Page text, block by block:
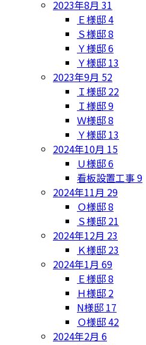
2023年8月 31
Ｅ様邸4
Ｓ様邸8
Ｙ様邸6
Ｙ様邸 13
2023年9月 52
Ｉ様邸 22
Ｉ様邸9
Ｗ様邸8
Ｙ様邸 13
2024年10月 15
Ｕ様邸6
看板設置工事9
2024年11月 29
Ｏ様邸8
Ｓ様邸 21
2024年12月 23
Ｋ様邸 23
2024年1月 69
Ｅ様邸8
Ｈ様邸 2
N様邸 17
Ｏ様邸42
2024年2月 6